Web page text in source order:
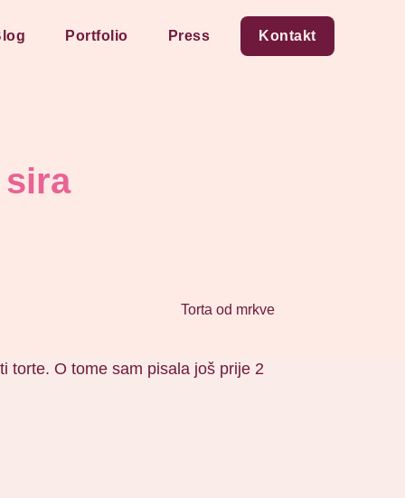
Portfolio Press Kontakt
torte. O tome sam pisala još prije 2